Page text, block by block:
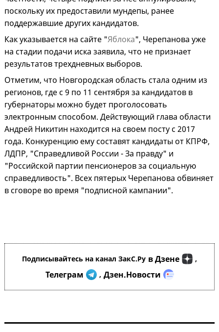
поскольку их предоставили мундепы, ранее
поддержавшие других кандидатов.
Как указывается на сайте "Яблока", Черепанова уже
на стадии подачи иска заявила, что не признает
результатов трехдневных выборов.
Отметим, что Новгородская область стала одним из
регионов, где с 9 по 11 сентября за кандидатов в
губернаторы можно будет проголосовать
электронным способом. Действующий глава области
Андрей Никитин находится на своем посту с 2017
года. Конкуренцию ему составят кандидаты от КПРФ,
ЛДПР, "Справедливой России - За правду" и
"Российской партии пенсионеров за социальную
справедливость". Всех пятерых Черепанова обвиняет
в сговоре во время "подписной кампании".
Подписывайтесь на канал ЗакС.Ру в Дзене ,
Телеграм , Дзен.Новости